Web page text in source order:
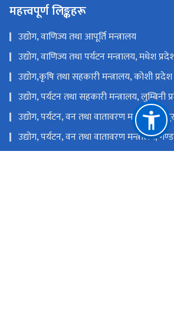
महत्त्वपूर्ण लिङ्कहरू
उद्योग, वाणिज्य तथा आपूर्ति मन्त्रालय
उद्योग, वाणिज्य तथा पर्यटन मन्त्रालय, मधेश
उद्योग,कृषि तथा सहकारी मन्त्रालय, कोशी प्रदेश
उद्योग, पर्यटन तथा सहकारी मन्त्रालय, लुम्बिनी
उद्योग, पर्यटन, वन तथा वातावरण मन्त्रालय,
उद्योग, पर्यटन, वन तथा वातावरण मन्त्रालय,